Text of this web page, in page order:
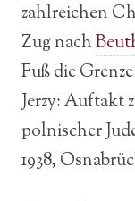
zahlreichen
Zug nach
Fuß die
Jerzy: Auftakt
polnischer
1938,